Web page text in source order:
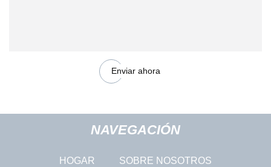
Enviar ahora
NAVEGACIÓN
HOGAR SOBRE NOSOTROS